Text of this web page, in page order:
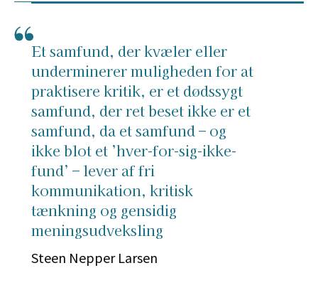
Et samfund, der kvæler eller
underminerer muligheden for at
praktisere kritik, er et dødssygt
samfund, der ret beset ikke er et
samfund, da et samfund – og
ikke blot et ’hver-for-sig-ikke-
fund’ – lever af fri
kommunikation, kritisk
tænkning og gensidig
meningsudveksling
Steen Nepper Larsen